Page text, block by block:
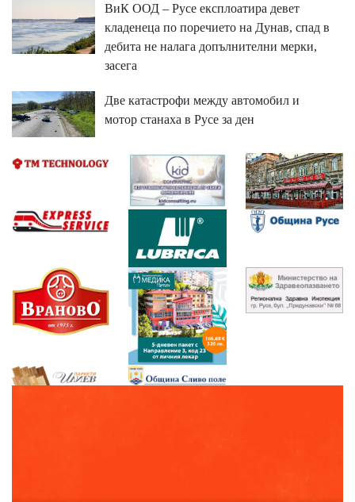
ВиК ООД – Русе експлоатира девет
кладенеца по поречието на Дунав, спад в
дебита не налага допълнителни мерки,
засега
Две катастрофи между автомобил и
мотор станаха в Русе за ден